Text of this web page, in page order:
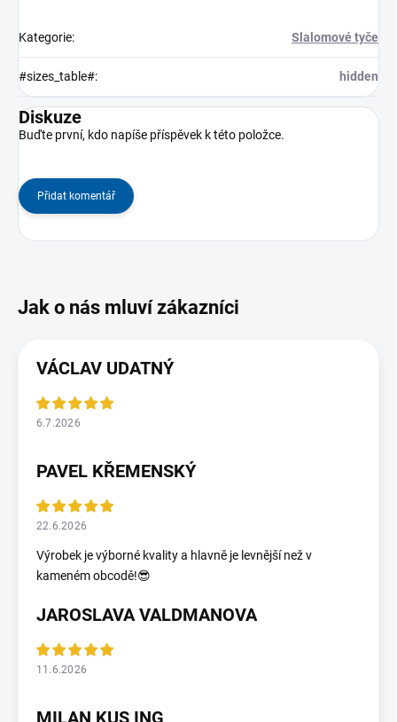
Kategorie: Slalomové tyče
#sizes_table#: hidden
Diskuze
Buďte první, kdo napíše příspěvek k této položce.
Přidat komentář
VÁCLAV UDATNÝ
6.7.2026
PAVEL KŘEMENSKÝ
22.6.2026
Výrobek je výborné kvality a hlavně je levnější než v
kameném obcodě!😎
JAROSLAVA VALDMANOVA
11.6.2026
MILAN KUS ING